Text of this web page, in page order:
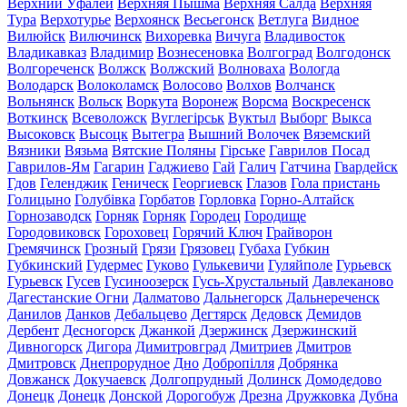
Верхний Уфалей Верхняя Пышма Верхняя Салда Верхняя
Тура Верхотурье Верхоянск Весьегонск Ветлуга Видное
Вилюйск Вилючинск Вихоревка Вичуга Владивосток
Владикавказ Владимир Вознесеновка Волгоград Волгодонск
Волгореченск Волжск Волжский Волноваха Вологда
Володарск Волоколамск Волосово Волхов Волчанск
Вольнянск Вольск Воркута Воронеж Ворсма Воскресенск
Воткинск Всеволожск Вуглегірськ Вуктыл Выборг Выкса
Высоковск Высоцк Вытегра Вышний Волочек Вяземский
Вязники Вязьма Вятские Поляны Гірське Гаврилов Посад
Гаврилов-Ям Гагарин Гаджиево Гай Галич Гатчина Гвардейск
Гдов Геленджик Геническ Георгиевск Глазов Гола пристань
Голицыно Голубівка Горбатов Горловка Горно-Алтайск
Горнозаводск Горняк Горняк Городец Городище
Городовиковск Гороховец Горячий Ключ Грайворон
Гремячинск Грозный Грязи Грязовец Губаха Губкин
Губкинский Гудермес Гуково Гулькевичи Гуляйполе Гурьевск
Гурьевск Гусев Гусиноозерск Гусь-Хрустальный Давлеканово
Дагестанские Огни Далматово Дальнегорск Дальнереченск
Данилов Данков Дебальцево Дегтярск Дедовск Демидов
Дербент Десногорск Джанкой Дзержинск Дзержинский
Дивногорск Дигора Димитровград Дмитриев Дмитров
Дмитровск Днепрорудное Дно Добропілля Добрянка
Довжанск Докучаевск Долгопрудный Долинск Домодедово
Донецк Донецк Донской Дорогобуж Дрезна Дружковка Дубна